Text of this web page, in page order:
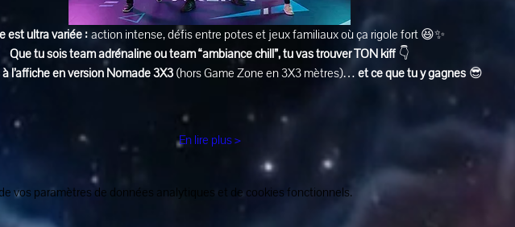
est ultra variée : action intense, défis entre potes et jeux familiaux où ça rigole fort 😆✨
Que tu sois team adrénaline ou team “ambiance chill”, tu vas trouver TON kiff 👇
l’affiche en version Nomade 3X3 (hors Game Zone en 3X3 mètres)… et ce que tu y gagnes 😎
En lire plus >
vos paramètres de données analytiques et de cookies fonctionnels.